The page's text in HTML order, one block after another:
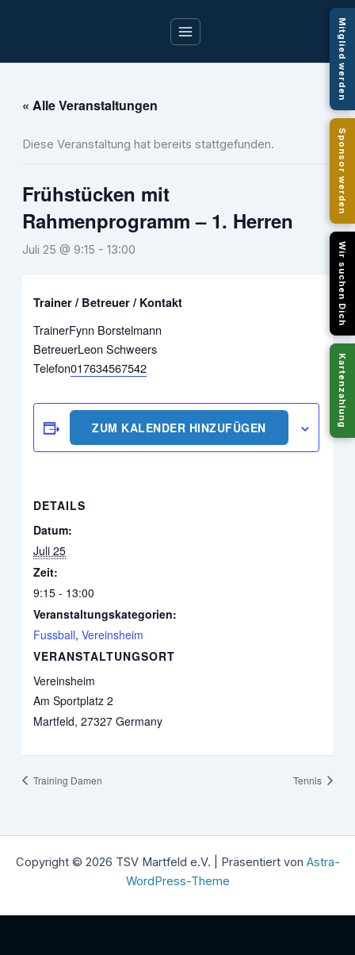
« Alle Veranstaltungen
Diese Veranstaltung hat bereits stattgefunden.
Frühstücken mit
Rahmenprogramm – 1. Herren
Juli 25 @ 9:15 - 13:00
Trainer / Betreuer / Kontakt
TrainerFynn Borstelmann
BetreuerLeon Schweers
Telefon017634567542
ZUM KALENDER HINZUFÜGEN
DETAILS
Datum:
Juli 25
Zeit:
9:15 - 13:00
Veranstaltungskategorien:
Fussball,Vereinsheim
VERANSTALTUNGSORT
Vereinsheim
Am Sportplatz 2
Martfeld, 27327 Germany
Training Damen Tennis
Copyright © 2026 TSV Martfeld e.V. | Präsentiert von Astra-
WordPress-Theme
Mitglied werden
Sponsor werden
Wir suchen Dich
Kartenzahlung